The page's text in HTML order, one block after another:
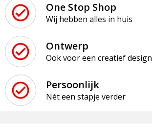
One Stop Shop
Wij hebben alles in huis
Ontwerp
Ook voor een creatief design
Persoonlijk
Nét een stapje verder